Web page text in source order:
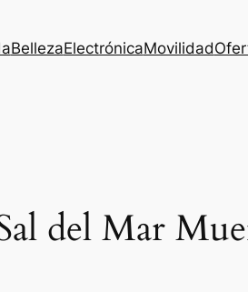
BellezaElectrónicaMovilidad
del Mar